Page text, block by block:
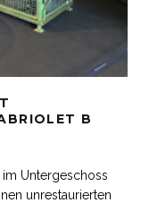
B
Untergeschoss
unrestaurierten